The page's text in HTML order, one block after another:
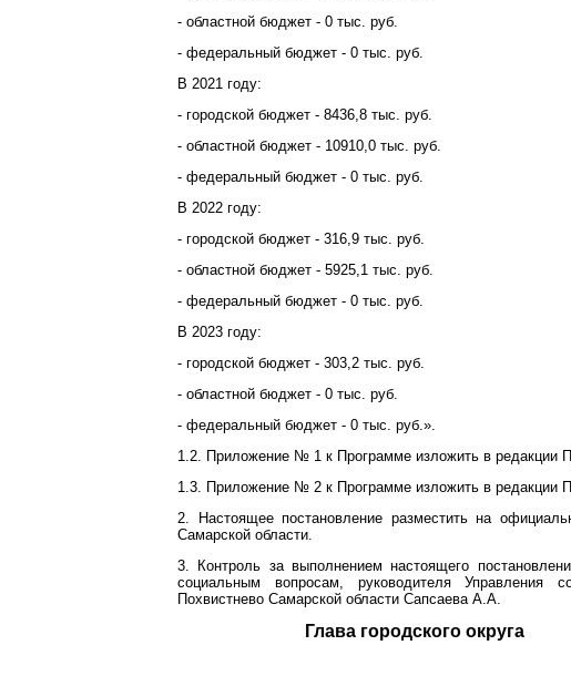
- областной бюджет - 0 тыс. руб.
- федеральный бюджет - 0 тыс. руб.
В 2021 году:
- городской бюджет - 8436,8 тыс. руб.
- областной бюджет - 10910,0 тыс. руб.
- федеральный бюджет - 0 тыс. руб.
В 2022 году:
- городской бюджет - 316,9 тыс. руб.
- областной бюджет - 5925,1 тыс. руб.
- федеральный бюджет - 0 тыс. руб.
В 2023 году:
- городской бюджет - 303,2 тыс. руб.
- областной бюджет - 0 тыс. руб.
- федеральный бюджет - 0 тыс. руб.».
1.2. Приложение № 1 к Программе изложить в редакции
1.3. Приложение № 2 к Программе изложить в редакции
2. Настоящее постановление разместить на
Самарской области.
3. Контроль за выполнением настоящего
социальным вопросам, руководителя Управления
Похвистнево Самарской области Сапсаева А.А.
Глава